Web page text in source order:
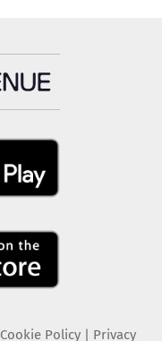
Cookie Policy| Privacy